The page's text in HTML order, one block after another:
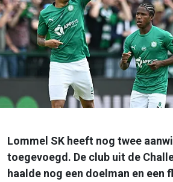
Lommel SK heeft nog twee
toegevoegd. De club uit de
haalde nog een doelman en een